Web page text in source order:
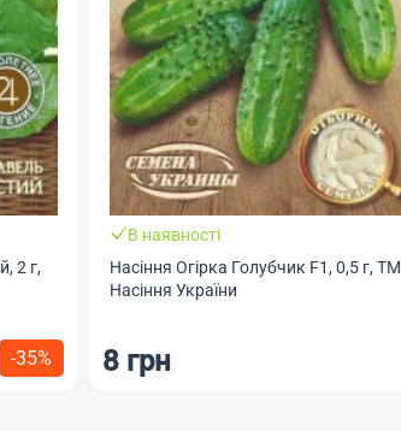
2 г,
-35%
В наявності
Насіння Огірка Голубчик F1, 0,5 г, ТМ
Насіння України
8 грн